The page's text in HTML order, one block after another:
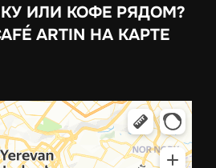
ИЛИ КОФЕ РЯДОМ?
ARTIN НА КАРТЕ